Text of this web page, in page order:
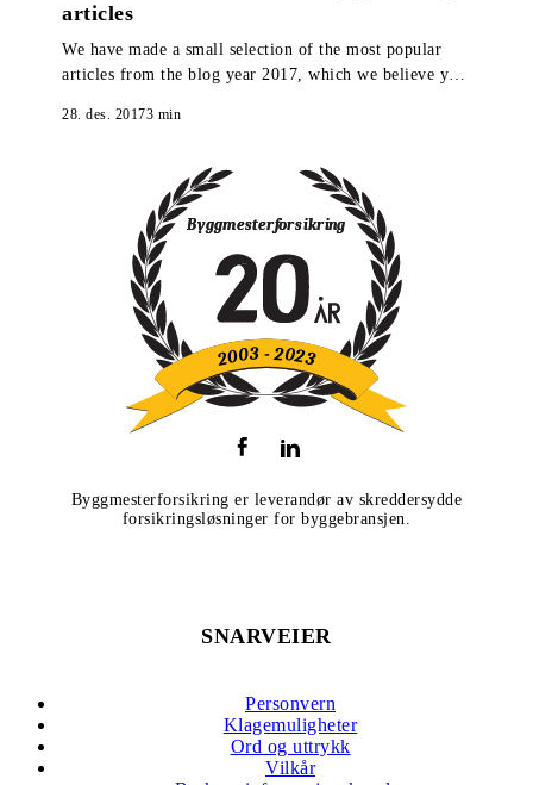
articles
We have made a small selection of the most popular
articles from the blog year 2017, which we believe you
were published.
28. des. 20173 min
Byggmesterforsikring er leverandør av skreddersydde
forsikringsløsninger for byggebransjen.
SNARVEIER
Personvern
Klagemuligheter
Ord og uttrykk
Vilkår